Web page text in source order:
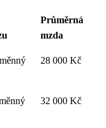
Průměrná
mzda
28 000 Kč
32 000 Kč